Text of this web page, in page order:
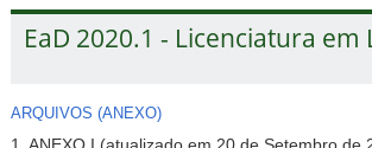
EaD 2020.1 - Licenciatura
ARQUIVOS (ANEXO)